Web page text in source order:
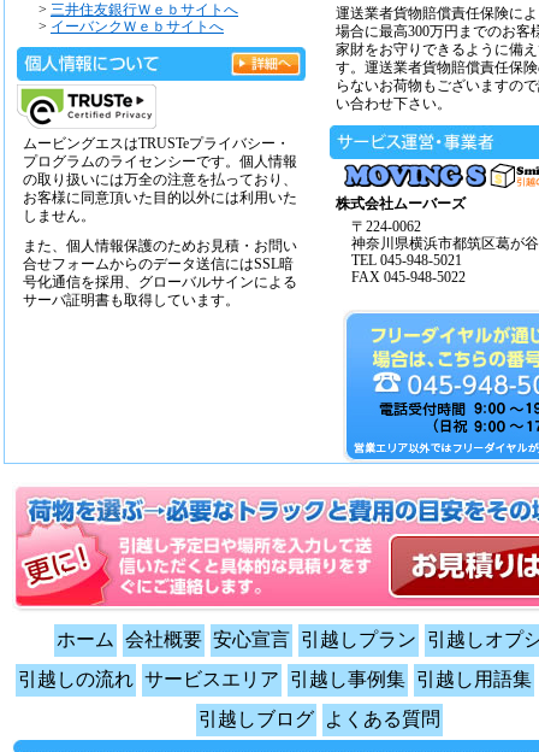
> 三井住友銀行Ｗｅｂサイトへ
> イーバンクＷｅｂサイトへ
ムービングエスはTRUSTeプライバシー・
プログラムのライセンシーです。個人情報
の取り扱いには万全の注意を払っており、
お客様に同意頂いた目的以外には利用いた
しません。
また、個人情報保護のためお見積・お問い
合せフォームからのデータ送信にはSSL暗
号化通信を採用、グローバルサインによる
サーバ証明書も取得しています。
運送業者貨物賠償責任保険に
場合に最高300万円までのお客
家財をお守りできるように備
す。運送業者貨物賠償責任保
らないお荷物もございますの
い合わせ下さい。
株式会社ムーバーズ
〒224-0062
神奈川県横浜市都筑区葛が
TEL 045-948-5021
FAX 045-948-5022
ホーム 会社概要 安心宣言 引越しプラン
引越しオプ
引越しの流れ サービスエリア 引越し事例集 引越し用語集
引越しブログ
よくある質問